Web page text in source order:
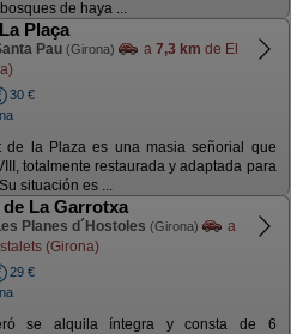
de haya ...
Plaça
Pau (Girona) a 7,3 km de El
30 €
de la Plaza es una masia señorial que
totalmente restaurada y adaptada para
situación es ...
La Garrotxa
Planes d´Hostoles (Girona)
a
(Girona)
29 €
se alquila íntegra y consta de 6